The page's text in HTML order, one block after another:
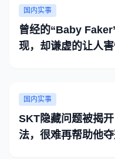
国内实事
曾经的“Baby
现，却谦虚的让人害
国内实事
SKT隐藏问题被揭
法，很难再帮助他